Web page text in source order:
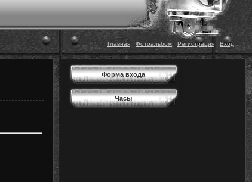
Главная Фотоальбом Регистрация Вход
Форма входа
Часы